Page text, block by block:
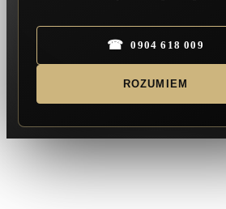
☎ 0904 618 009
ROZUMIEM